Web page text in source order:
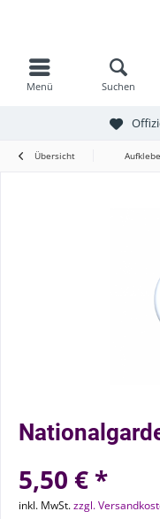
Menü Suchen
Übersicht
5,50 € *
inkl. MwSt.zzgl.